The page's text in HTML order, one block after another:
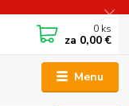
Menu
0 ks
za 0,00 €